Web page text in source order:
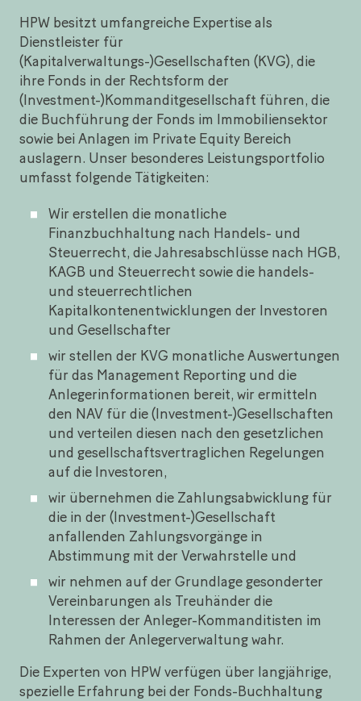
HPW besitzt umfangreiche Expertise als
Dienstleister für
(Kapitalverwaltungs-)Gesellschaften (KVG), die
ihre Fonds in der Rechtsform der
(Investment-)Kommanditgesellschaft führen, die
die Buchführung der Fonds im Immobiliensektor
sowie bei Anlagen im Private Equity Bereich
auslagern. Unser besonderes Leistungsportfolio
umfasst folgende Tätigkeiten:
Wir erstellen die monatliche
Finanzbuchhaltung nach Handels- und
Steuerrecht, die Jahresabschlüsse nach HGB,
KAGB und Steuerrecht sowie die handels-
und steuerrechtlichen
Kapitalkontenentwicklungen der Investoren
und Gesellschafter
wir stellen der KVG monatliche Auswertungen
für das Management Reporting und die
Anlegerinformationen bereit, wir ermitteln
den NAV für die (Investment-)Gesellschaften
und verteilen diesen nach den gesetzlichen
und gesellschaftsvertraglichen Regelungen
auf die Investoren,
wir übernehmen die Zahlungsabwicklung für
die in der (Investment-)Gesellschaft
anfallenden Zahlungsvorgänge in
Abstimmung mit der Verwahrstelle und
wir nehmen auf der Grundlage gesonderter
Vereinbarungen als Treuhänder die
Interessen der Anleger-Kommanditisten im
Rahmen der Anlegerverwaltung wahr.
Die Experten von HPW verfügen über langjährige,
spezielle Erfahrung bei der Fonds-Buchhaltung